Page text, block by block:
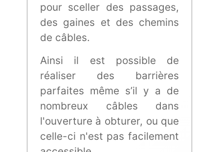
pour sceller des passages,
des gaines et des chemins
de câbles.
Ainsi il est possible de
réaliser des barrières
parfaites même s’il y a de
nombreux câbles dans
l'ouverture à obturer, ou que
celle-ci n'est pas facilement